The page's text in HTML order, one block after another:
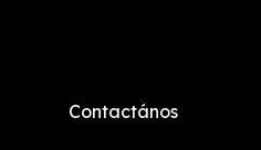
Contactános